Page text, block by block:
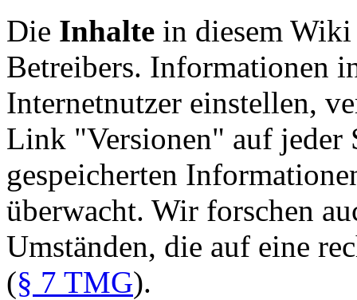
Die Inhalte in diesem Wiki
Betreibers. Informationen
Internetnutzer einstellen,
Link "Versionen" auf jeder
gespeicherten
überwacht. Wir forschen
Umständen, die auf eine
(§ 7 TMG).